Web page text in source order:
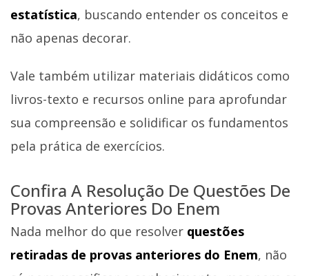
estatística, buscando entender os conceitos e
não apenas decorar.
Vale também utilizar materiais didáticos como
livros-texto e recursos online para aprofundar
sua compreensão e solidificar os fundamentos
pela prática de exercícios.
Confira A Resolução De Questões De
Provas Anteriores Do Enem
Nada melhor do que resolver questões
retiradas de provas anteriores do Enem, não